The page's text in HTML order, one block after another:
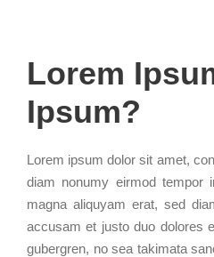
Lorem
Ipsum?
Lorem ipsum dolor sit amet,
diam nonumy eirmod tempor
magna aliquyam erat, sed
accusam et justo duo dolores
gubergren, no sea takimata